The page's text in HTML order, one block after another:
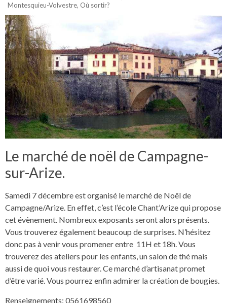
Montesquieu-Volvestre, Où sortir?
Le marché de noël de Campagne-
sur-Arize.
Samedi 7 décembre est organisé le marché de Noël de
Campagne/Arize. En effet, c’est l’école Chant’Arize qui propose
cet évènement. Nombreux exposants seront alors présents.
Vous trouverez également beaucoup de surprises. N’hésitez
donc pas à venir vous promener entre 11H et 18h. Vous
trouverez des ateliers pour les enfants, un salon de thé mais
aussi de quoi vous restaurer. Ce marché d’artisanat promet
d’être varié. Vous pourrez enfin admirer la création de bougies.
Renseignements: 0561698560